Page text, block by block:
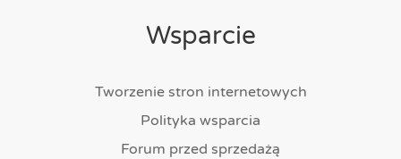
Wsparcie
Tworzenie stron internetowych
Polityka wsparcia
Forum przed sprzedażą